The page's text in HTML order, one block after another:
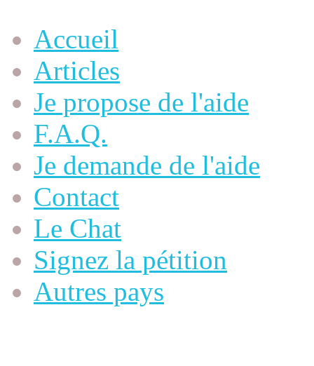
Accueil
Articles
Je propose de l'aide
F.A.Q.
Je demande de l'aide
Contact
Le Chat
Signez la pétition
Autres pays